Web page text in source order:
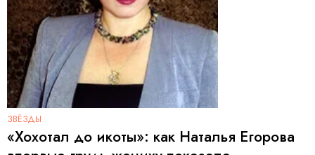
ЗВЁЗДЫ
«Хохотал до икоты»: как Наталья Егорова